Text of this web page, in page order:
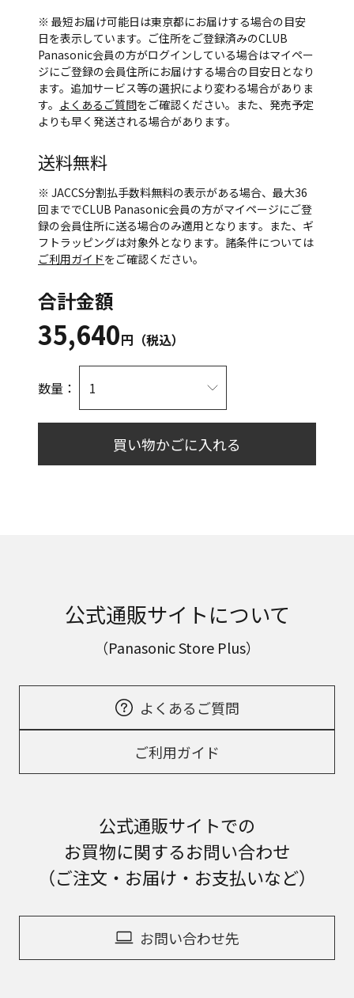
※ 最短お届け可能日は東京都にお届けする場合の目安
日を表示しています。ご住所をご登録済みのCLUB
Panasonic会員の方がログインしている場合はマイペー
ジにご登録の会員住所にお届けする場合の目安日となり
ます。追加サービス等の選択により変わる場合がありま
す。 よくあるご質問をご確認ください。また、発売予定
よりも早く発送される場合があります。
送料無料
※ JACCS分割払手数料無料の表示がある場合、最大36
回まででCLUB Panasonic会員の方がマイページにご登
録の会員住所に送る場合のみ適用となります。また、ギ
フトラッピングは対象外となります。諸条件については
ご利用ガイドをご確認ください。
合計金額
35,640円（税込）
数量：
買い物かごに入れる
公式通販サイトについて
（Panasonic Store Plus）
よくあるご質問
ご利用ガイド
公式通販サイトでの
お買物に関するお問い合わせ
（ご注文・お届け・お支払いなど）
お問い合わせ先